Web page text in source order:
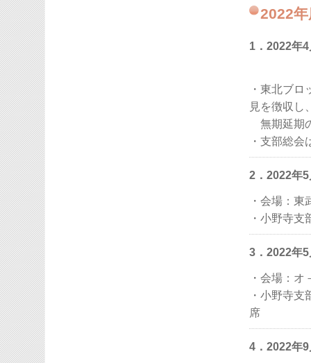
2022
1．2022年
・東北ブ
見を徴収し
無期延期
・支部総
2．2022年
・会場：
・小野寺支
3．2022年
・会場：オ
・小野寺
席
4．2022年